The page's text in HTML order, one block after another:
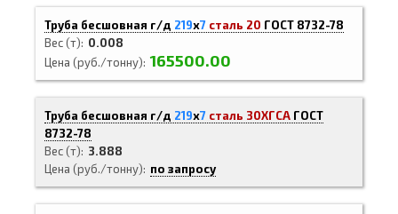
Труба бесшовная г/д 219х7 сталь 20 ГОСТ 8732-78
Вес (т)
0.008
Цена (руб./тонну) 165500.00
Труба бесшовная г/д 219х7 сталь 30ХГСА ГОСТ
8732-78
Вес (т)
3.888
Цена (руб./тонну)
по запросу